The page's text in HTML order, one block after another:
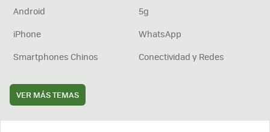
Android
5g
iPhone
WhatsApp
Smartphones Chinos
Conectividad y Redes
VER MÁS TEMAS